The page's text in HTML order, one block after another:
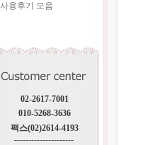
사용후기 모음
02-2617-7001
010-5268-3636
팩스(02)2614-4193
---------------------